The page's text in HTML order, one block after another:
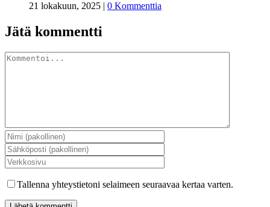
21 lokakuun, 2025 | 0 Kommenttia
Jätä kommentti
Kommentti
Tallenna yhteystietoni selaimeen seuraavaa kertaa varten.